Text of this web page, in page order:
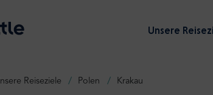
Unsere
Reiseziele Polen Krakau